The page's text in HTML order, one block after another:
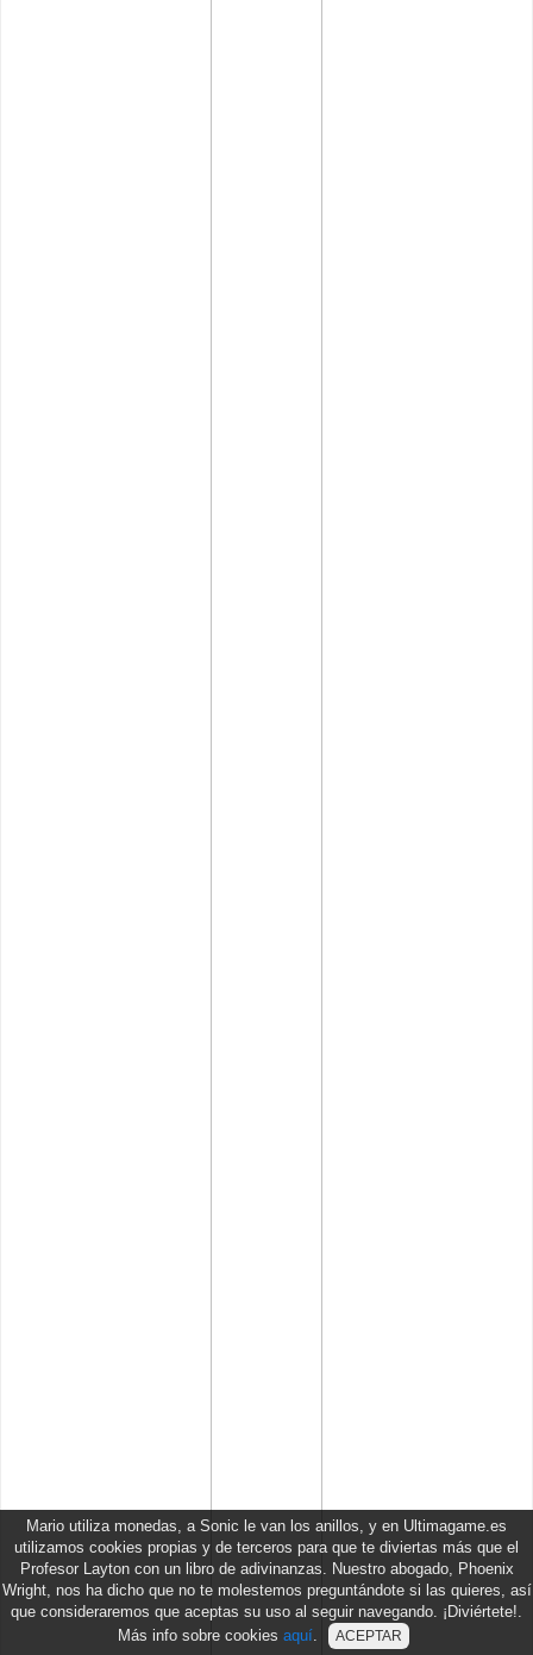
Mario utiliza monedas, a Sonic le van los anillos, y en Ultimagame.es
utilizamos cookies propias y de terceros para que te diviertas más que el
Profesor Layton con un libro de adivinanzas. Nuestro abogado, Phoenix
Wright, nos ha dicho que no te molestemos preguntándote si las quieres, así
que consideraremos que aceptas su uso al seguir navegando. ¡Diviértete!.
Más info sobre cookies aquí. ACEPTAR